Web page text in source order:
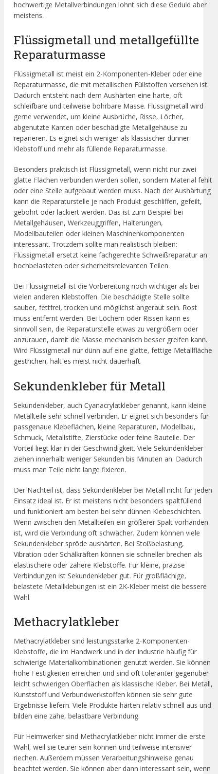
hochwertige Metallverbindungen lohnt sich diese Geduld aber
meistens.
Flüssigmetall und metallgefüllte
Reparaturmasse
Flüssigmetall ist meist ein 2-Komponenten-Kleber oder eine
Reparaturmasse, die mit metallischen Füllstoffen versehen ist.
Dadurch entsteht nach dem Aushärten eine harte, oft
schleifbare und teilweise bohrbare Masse. Flüssigmetall wird
gerne verwendet, um kleine Ausbrüche, Risse, Löcher,
abgenutzte Kanten oder beschädigte Metallgehäuse zu
reparieren. Es eignet sich weniger als klassischer dünner
Klebstoff und mehr als füllende Reparaturmasse.
Besonders praktisch ist Flüssigmetall, wenn nicht nur zwei
glatte Flächen verbunden werden sollen, sondern Material fehlt
oder eine Stelle aufgebaut werden muss. Nach der Aushärtung
kann die Reparaturstelle je nach Produkt geschliffen, gefeilt,
gebohrt oder lackiert werden. Das ist zum Beispiel bei
Metallgehäusen, Werkzeuggriffen, Halterungen,
Modellbauteilen oder kleinen Maschinenkomponenten
interessant. Trotzdem sollte man realistisch bleiben:
Flüssigmetall ersetzt keine fachgerechte Schweißreparatur an
hochbelasteten oder sicherheitsrelevanten Teilen.
Bei Flüssigmetall ist die Vorbereitung noch wichtiger als bei
vielen anderen Klebstoffen. Die beschädigte Stelle sollte
sauber, fettfrei, trocken und möglichst angeraut sein. Rost
muss entfernt werden. Bei Löchern oder Rissen kann es
sinnvoll sein, die Reparaturstelle etwas zu vergrößern oder
anzurauen, damit die Masse mechanisch besser greifen kann.
Wird Flüssigmetall nur dünn auf eine glatte, fettige Metallfläche
gestrichen, hält es meist nicht dauerhaft.
Sekundenkleber für Metall
Sekundenkleber, auch Cyanacrylatkleber genannt, kann kleine
Metallteile sehr schnell verbinden. Er eignet sich besonders für
passgenaue Klebeflächen, kleine Reparaturen, Modellbau,
Schmuck, Metallstifte, Zierstücke oder feine Bauteile. Der
Vorteil liegt klar in der Geschwindigkeit. Viele Sekundenkleber
ziehen innerhalb weniger Sekunden bis Minuten an. Dadurch
muss man Teile nicht lange fixieren.
Der Nachteil ist, dass Sekundenkleber bei Metall nicht für jeden
Einsatz ideal ist. Er ist meistens nicht besonders spaltfüllend
und funktioniert am besten bei sehr dünnen Klebeschichten.
Wenn zwischen den Metallteilen ein größerer Spalt vorhanden
ist, wird die Verbindung oft schwächer. Zudem können viele
Sekundenkleber spröde aushärten. Bei Stoßbelastung,
Vibration oder Schälkräften können sie schneller brechen als
elastischere oder zähere Klebstoffe. Für kleine, präzise
Verbindungen ist Sekundenkleber gut. Für großflächige,
belastete Metallklebungen ist ein 2K-Kleber meist die bessere
Wahl.
Methacrylatkleber
Methacrylatkleber sind leistungsstarke 2-Komponenten-
Klebstoffe, die im Handwerk und in der Industrie häufig für
schwierige Materialkombinationen genutzt werden. Sie können
hohe Festigkeiten erreichen und sind oft toleranter gegenüber
leicht schwierigen Oberflächen als klassische Kleber. Bei Metall,
Kunststoff und Verbundwerkstoffen können sie sehr gute
Ergebnisse liefern. Viele Produkte härten relativ schnell aus und
bilden eine zähe, belastbare Verbindung.
Für Heimwerker sind Methacrylatkleber nicht immer die erste
Wahl, weil sie teurer sein können und teilweise intensiver
riechen. Außerdem müssen Verarbeitungshinweise genau
beachtet werden. Sie können aber dann interessant sein, wenn